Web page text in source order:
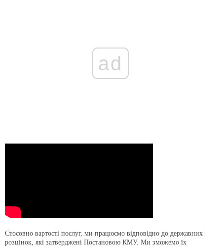
ad
Стосовно вартості послуг, ми працюємо відповідно до державних
розцінок, які затверджені Постановою КМУ. Ми зможемо їх